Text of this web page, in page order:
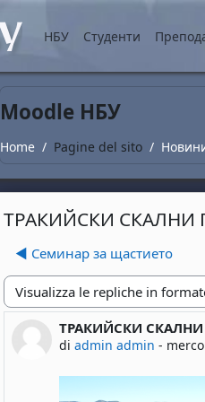
НБУ Студенти
Moodle НБУ
Home Pagine del sito
ТРАКИЙСКИ
◀︎ Семинар за щастието
Modalità visualizzazione
ТРАКИЙСКИ
di admin admin -
Numero di risposte: 0